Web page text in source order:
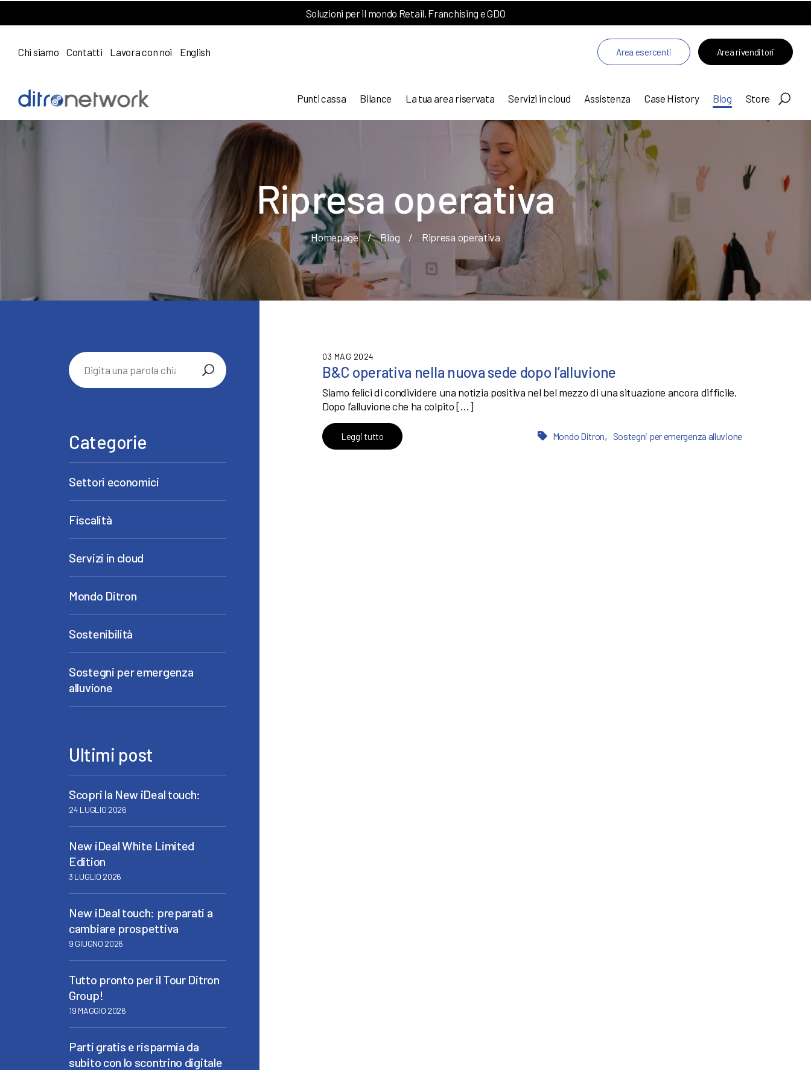
Soluzioni per il mondo Retail, Franchising e GDO
Chi siamo Contatti Lavora con noi English Area esercenti Area rivenditori
Punti cassa Bilance La tua area riservata Servizi in cloud Assistenza Case History Blog Store
Ripresa operativa
Homepage / Blog / Ripresa operativa
03 MAG 2024
B&C operativa nella nuova sede dopo l’alluvione
Siamo felici di condividere una notizia positiva nel bel mezzo di una situazione ancora difficile.
Dopo l’alluvione che ha colpito […]
Leggi tutto Mondo Ditron, Sostegni per emergenza alluvione
Categorie
Settori economici
Fiscalità
Servizi in cloud
Mondo Ditron
Sostenibilità
Sostegni per emergenza
alluvione
Ultimi post
Scopri la New iDeal touch:
24 LUGLIO 2026
New iDeal White Limited
Edition
3 LUGLIO 2026
New iDeal touch: preparati a
cambiare prospettiva
9 GIUGNO 2026
Tutto pronto per il Tour Ditron
Group!
19 MAGGIO 2026
Parti gratis e risparmia da
subito con lo scontrino digitale